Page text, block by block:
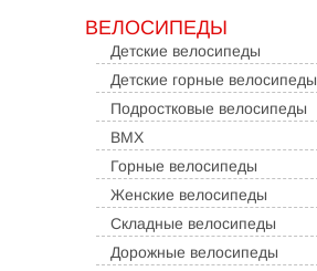
ВЕЛОСИПЕДЫ
Детские велосипеды
Детские горные велосипеды
Подростковые велосипеды
BMX
Горные велосипеды
Женские велосипеды
Складные велосипеды
Дорожные велосипеды